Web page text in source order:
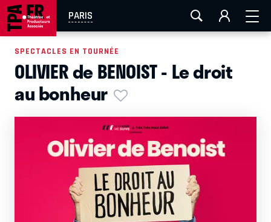
PARIS
AIX-MARSEILLE LA ROCHELLE
EN TOURNÉE
SPECTACLES EN TOURNÉE
OLIVIER de BENOIST - Le droit
au bonheur